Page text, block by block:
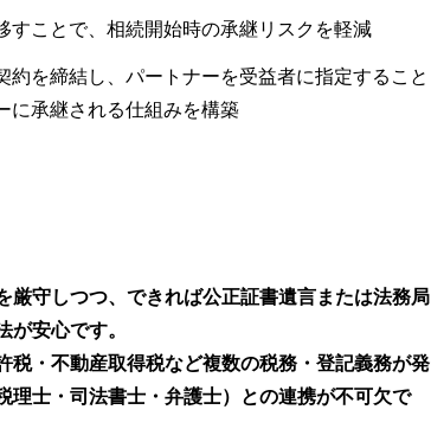
ことで、相続開始時の承継リスクを軽減
を締結し、パートナーを受益者に指定すること
に承継される仕組みを構築
守しつつ、できれば公正証書遺言または法務局
安心です。
・不動産取得税など複数の税務・登記義務が発
士・司法書士・弁護士）との連携が不可欠で